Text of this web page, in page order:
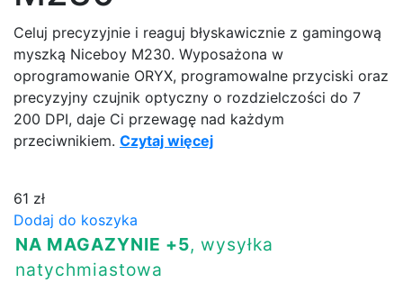
Celuj precyzyjnie i reaguj błyskawicznie z gamingową
myszką Niceboy M230. Wyposażona w
oprogramowanie ORYX, programowalne przyciski oraz
precyzyjny czujnik optyczny o rozdzielczości do 7
200 DPI, daje Ci przewagę nad każdym
przeciwnikiem. Czytaj więcej
61 zł
Dodaj do koszyka
NA MAGAZYNIE +5, wysyłka
natychmiastowa